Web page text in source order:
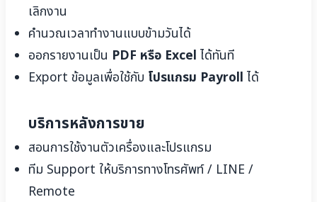
เลิกงาน
คำนวณเวลาทำงานแบบข้ามวันได้
ออกรายงานเป็น PDF หรือ Excel ได้ทันที
Export ข้อมูลเพื่อใช้กับ โปรแกรม Payroll ได้
บริการหลังการขาย
สอนการใช้งานตัวเครื่องและโปรแกรม
ทีม Support ให้บริการทางโทรศัพท์ / LINE /
Remote